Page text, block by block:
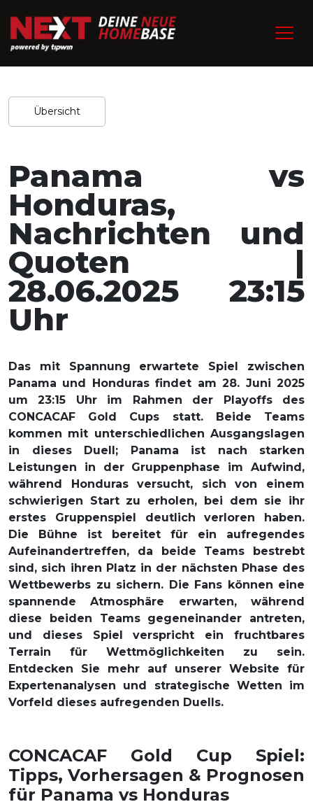
Home/Experten-Tipps
Redaktion / 25.06.2025
Teilen
Übersicht
Panama vs
Honduras,
Nachrichten und
Quoten |
28.06.2025 23:15
Uhr
Das mit Spannung erwartete Spiel zwischen
Panama und Honduras findet am 28. Juni 2025
um 23:15 Uhr im Rahmen der Playoffs des
CONCACAF Gold Cups statt. Beide Teams
kommen mit unterschiedlichen Ausgangslagen
in dieses Duell; Panama ist nach starken
Leistungen in der Gruppenphase im Aufwind,
während Honduras versucht, sich von einem
schwierigen Start zu erholen, bei dem sie ihr
erstes Gruppenspiel deutlich verloren haben.
Die Bühne ist bereitet für ein aufregendes
Aufeinandertreffen, da beide Teams bestrebt
sind, sich ihren Platz in der nächsten Phase des
Wettbewerbs zu sichern. Die Fans können eine
spannende Atmosphäre erwarten, während
diese beiden Teams gegeneinander antreten,
und dieses Spiel verspricht ein fruchtbares
Terrain für Wettmöglichkeiten zu sein.
Entdecken Sie mehr auf unserer Website für
Expertenanalysen und strategische Wetten im
Vorfeld dieses aufregenden Duells.
CONCACAF Gold Cup Spiel:
Tipps, Vorhersagen & Prognosen
für Panama vs Honduras